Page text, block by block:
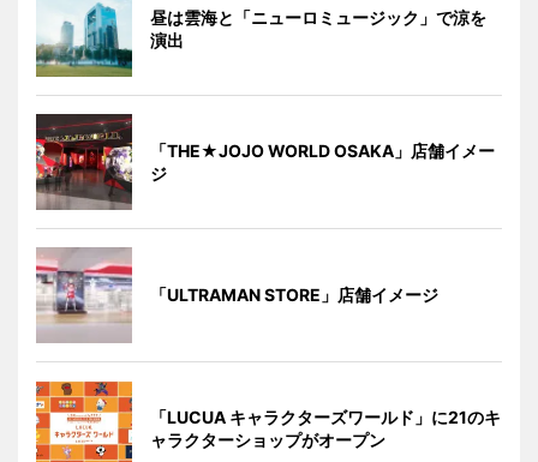
昼は雲海と「ニューロミュージック」で涼を
演出
「THE★JOJO WORLD OSAKA」店舗イメー
ジ
「ULTRAMAN STORE」店舗イメージ
「LUCUA キャラクターズワールド」に21のキ
ャラクターショップがオープン